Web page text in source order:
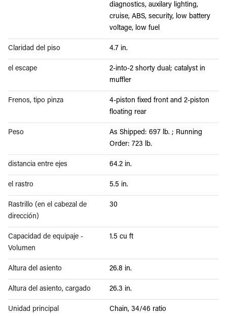
diagnostics, auxilary lighting,
cruise, ABS, security, low battery
voltage, low fuel
Claridad del piso 4.7 in.
el escape
2-into-2 shorty dual; catalyst in
muffler
Frenos, tipo pinza
4-piston fixed front and 2-piston
floating rear
Peso
As Shipped: 697 lb. ; Running
Order: 723 lb.
distancia entre ejes 64.2 in.
el rastro 5.5 in.
Rastrillo (en el cabezal de
dirección)
30
Capacidad de equipaje -
Volumen
1.5 cu ft
Altura del asiento 26.8 in.
Altura del asiento, cargado 26.3 in.
Unidad principal Chain, 34/46 ratio